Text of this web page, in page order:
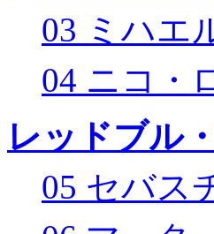
03 ミハエ
04 ニコ・
レッドブル
05 セバス